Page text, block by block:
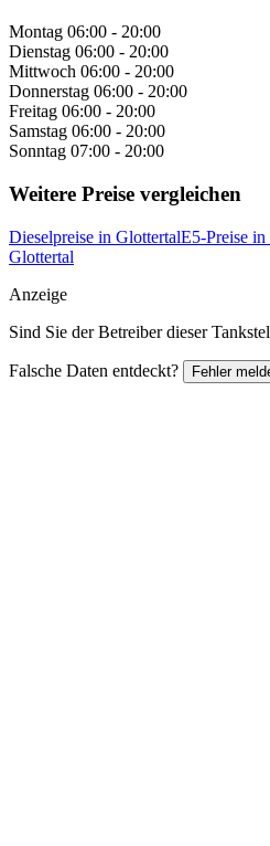
Montag 06:00 - 20:00
Dienstag 06:00 - 20:00
Mittwoch 06:00 - 20:00
Donnerstag 06:00 - 20:00
Freitag 06:00 - 20:00
Samstag 06:00 - 20:00
Sonntag 07:00 - 20:00
Weitere Preise vergleichen
Dieselpreise in GlottertalE5-Preise
Glottertal
Anzeige
Sind Sie der Betreiber dieser
Falsche Daten entdeckt? Fehler